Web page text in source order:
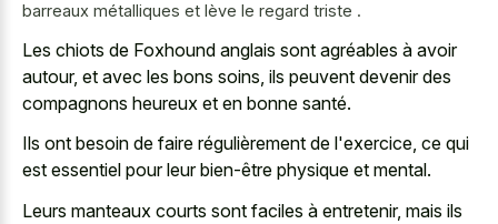
barreaux métalliques et lève le regard triste .
Les chiots de Foxhound anglais sont agréables à avoir
autour, et avec les bons soins, ils peuvent devenir des
compagnons heureux et en bonne santé.
Ils ont besoin de faire régulièrement de l'exercice, ce qui
est essentiel pour leur bien-être physique et mental.
Leurs manteaux courts sont faciles à entretenir, mais ils